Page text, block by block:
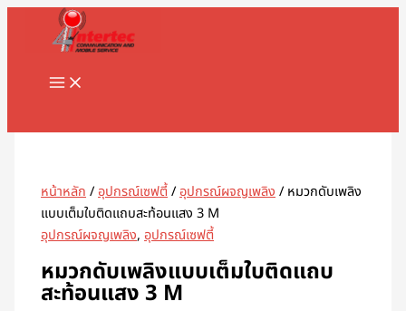
Skip
MAIN
MENU
หน้าหลัก/อุปกรณ์เซฟตี้/อุปกรณ์ผจญเพลิง/ หมวกดับเพลิง
แบบเต็มใบติดแถบสะท้อนแสง 3 M
อุปกรณ์ผจญเพลิง,อุปกรณ์เซฟตี้
หมวกดับเพลิงแบบเต็มใบติดแถบ
สะท้อนแสง 3 M
จำนวน
หมวก
เพลิง
แถบ
สะท้อน
แสง
3
M
ชิ้น